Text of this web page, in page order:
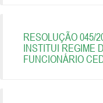
RESOLUÇÃO 045/
INSTITUI REGIME
FUNCIONÁRIO